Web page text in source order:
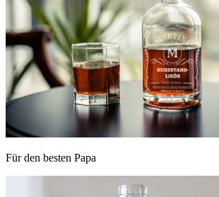
Für den besten Papa